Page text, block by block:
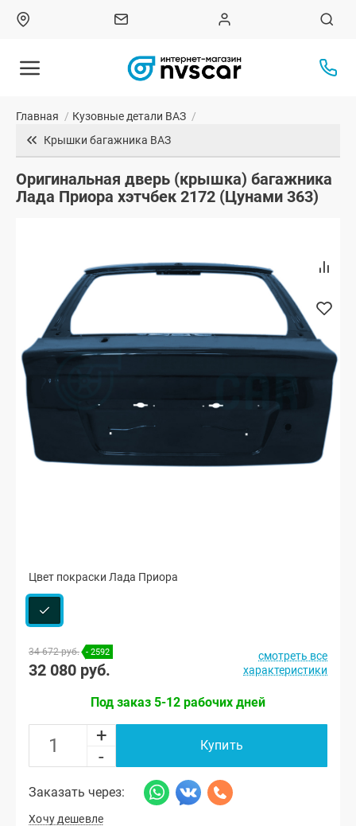
Главная / Кузовные детали ВАЗ /
Крышки багажника ВАЗ
Оригинальная дверь (крышка) багажника
Лада Приора хэтчбек 2172 (Цунами 363)
Цвет покраски Лада Приора
34 672 руб. - 2592
32 080 руб.
смотреть все
характеристики
Под заказ 5-12 рабочих дней
+
-
Купить
Заказать через:
Хочу дешевле